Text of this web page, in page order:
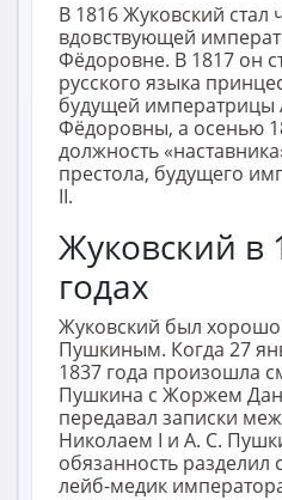
В 1816 Жуковский стал
вдовствующей
Фёдоровне. В 1817 он
русского языка
будущей императрицы
Фёдоровны, а осенью
должность
престола, будущего
II.
Жуковский в
годах
Жуковский был хорошо
Пушкиным. Когда 27
1837 года произошла
Пушкина с Жоржем
передавал записки
Николаем I и А. С.
обязанность
лейб-медик